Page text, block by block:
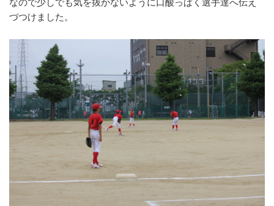
なので少しでも気を抜かないように口酸っぱく選手達へ伝え
づつけ ました。